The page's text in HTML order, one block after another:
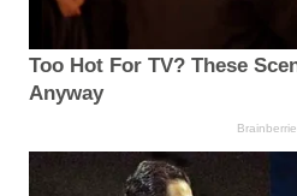
Too Hot For TV? These
Anyway